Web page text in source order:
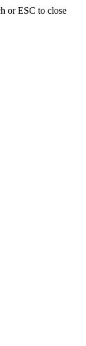
or ESC to close